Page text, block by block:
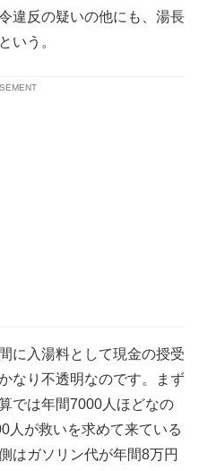
違反の疑いの他にも、湯長
いう。
に入湯料として現金の授受
なり不透明なのです。まず
では年間7000人ほどなの
人が救いを求めて来ている
はガソリン代が年間8万円